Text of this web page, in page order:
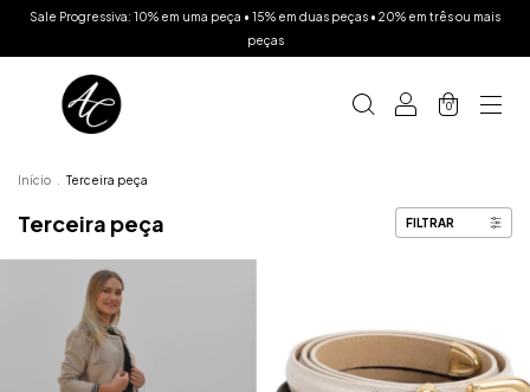
Sale Progressiva: 10% em uma peça • 15% em duas peças • 20% em três ou mais
peças
0
Início Terceira peça
Terceira peça FILTRAR